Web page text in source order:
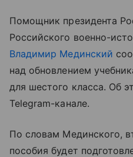
Помощник президента
Российского военно-
Владимир Мединский
над обновлением
для шестого класса. Об
Telegram-канале.
По словам Мединского,
пособия будет